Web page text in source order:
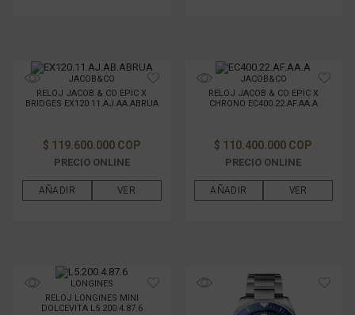
MATERIAL DE LA CAJA
FILTRAR POR PRECIO
JACOB&CO
RELOJ JACOB & CO EPIC X
BRIDGES EX120.11.AJ.AA.ABRUA
$ 119.600.000 COP
PRECIO ONLINE
AÑADIR VER
JACOB&CO
RELOJ JACOB & CO EPIC X
CHRONO EC400.22.AF.AA.A
$ 110.400.000 COP
PRECIO ONLINE
AÑADIR VER
LONGINES
RELOJ LONGINES MINI
DOLCEVITA L5.200.4.87.6